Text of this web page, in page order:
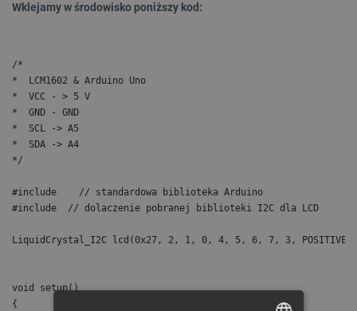
Wklejamy w środowisko poniższy kod:
/*
*  LCM1602 & Arduino Uno
*  VCC - > 5 V
*  GND - GND
*  SCL -> A5
*  SDA -> A4
*/
#include
   // standardowa biblioteka Arduino
#include
// dolaczenie pobranej biblioteki I2C dla LCD
LiquidCrystal_I2C lcd(0x27, 2, 1, 0, 4, 5, 6, 7, 3,
void setup()
{